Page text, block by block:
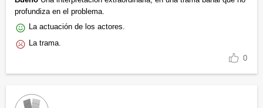
profundiza en el problema.
La actuación de los actores.
La trama.
0